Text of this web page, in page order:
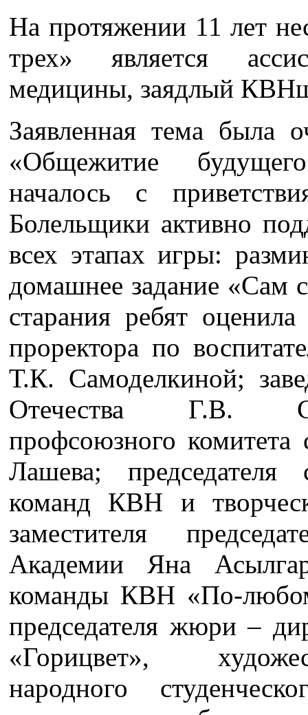
На протяжении 11 лет
трех» является
медицины, заядлый
Заявленная тема была
«Общежитие
началось с
Болельщики активно
всех этапах игры:
домашнее задание «Сам
старания ребят
проректора по
Т.К. Самоделкиной;
Отечества Г.В.
профсоюзного
Лашева; председателя
команд КВН и
заместителя
Академии Яна
команды КВН «По-
председателя жюри –
«Горицвет»,
народного